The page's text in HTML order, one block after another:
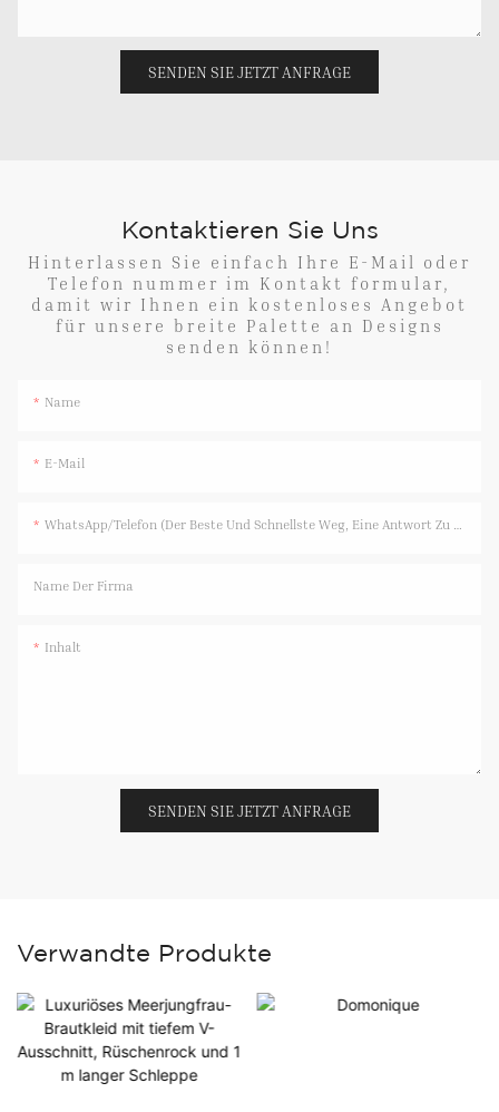
SENDEN SIE JETZT ANFRAGE
Kontaktieren Sie Uns
Hinterlassen Sie einfach Ihre E-Mail oder
Telefon nummer im Kontakt formular,
damit wir Ihnen ein kostenloses Angebot
für unsere breite Palette an Designs
senden können!
Name
E-Mail
WhatsApp/Telefon (Der Beste Und Schnellste Weg, Eine Antwort Zu Erhalten)
Name Der Firma
Inhalt
SENDEN SIE JETZT ANFRAGE
Verwandte Produkte